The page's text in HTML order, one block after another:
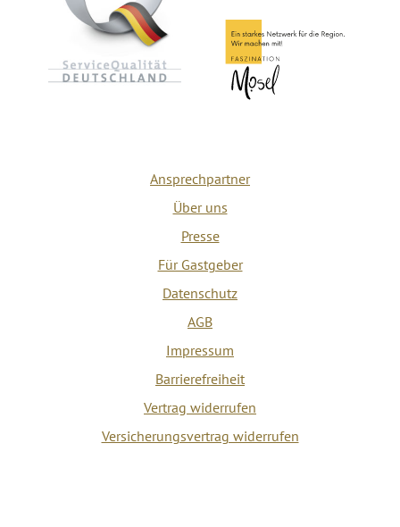
Ansprechpartner
Über uns
Presse
Für Gastgeber
Datenschutz
AGB
Impressum
Barrierefreiheit
Vertrag widerrufen
Versicherungsvertrag widerrufen